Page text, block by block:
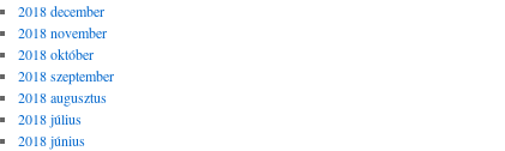
2018 december
2018 november
2018 október
2018 szeptember
2018 augusztus
2018 július
2018 június